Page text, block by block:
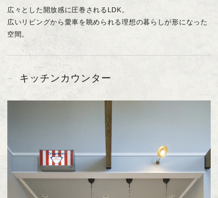
広々とした開放感に圧巻されるLDK。
広いリビングから愛車を眺められる理想の暮らしが形になった
空間。
キッチンカウンター